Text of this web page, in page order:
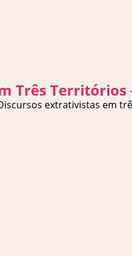
Três
extrativistas em